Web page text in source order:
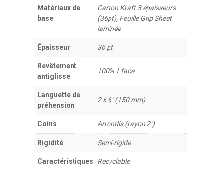
Matériaux de
base
Carton Kraft 3 épaisseurs
(36pt), Feuille Grip Sheet
laminée
Épaisseur 36 pt
Revêtement
antiglisse
100% 1 face
Languette de
préhension
2 x 6" (150 mm)
Coins Arrondis (rayon 2")
Rigidité Semi-rigide
Caractéristiques Recyclable